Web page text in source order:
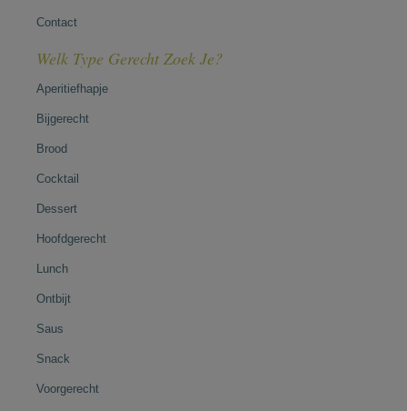
Contact
Welk Type Gerecht Zoek Je?
Aperitiefhapje
Bijgerecht
Brood
Cocktail
Dessert
Hoofdgerecht
Lunch
Ontbijt
Saus
Snack
Voorgerecht